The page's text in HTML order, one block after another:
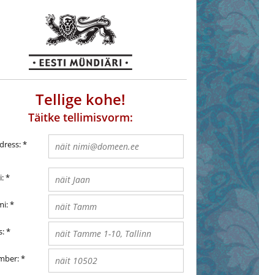
Tellige kohe!
Täitke tellimisvorm:
*
*
*
*
*